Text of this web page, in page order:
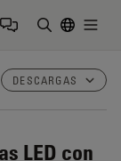
DESCARGAS
LED con